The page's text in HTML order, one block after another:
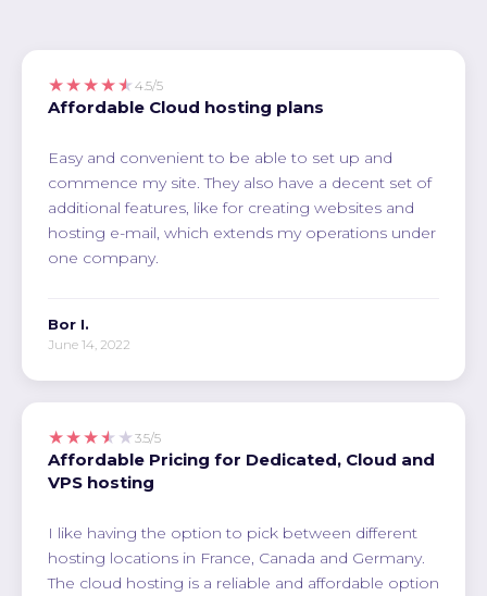
★★★★★ 4.5/5
Affordable Cloud hosting plans
Easy and convenient to be able to set up and
commence my site. They also have a decent set of
additional features, like for creating websites and
hosting e-mail, which extends my operations under
one company.
Bor I.
June 14, 2022
★★★★★ 3.5/5
Affordable Pricing for Dedicated, Cloud and
VPS hosting
I like having the option to pick between different
hosting locations in France, Canada and Germany.
The cloud hosting is a reliable and affordable option